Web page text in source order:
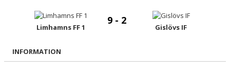
KALENDER
KLUBBSHOP
Limhamns FF 1
9 - 2
Gislövs IF
INFORMATION